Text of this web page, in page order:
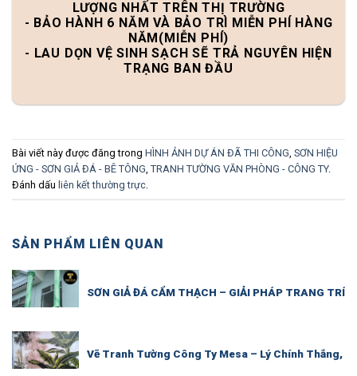
LƯỢNG NHẤT TRÊN THỊ TRƯỜNG
- BẢO HÀNH 6 NĂM VÀ BẢO TRÌ MIỄN PHÍ HÀNG
NĂM(MIỄN PHÍ)
- LAU DỌN VỆ SINH SẠCH SẼ TRẢ NGUYÊN HIỆN
TRẠNG BAN ĐẦU
Bài viết này được đăng trong HÌNH ẢNH DỰ ÁN ĐÃ THI CÔNG SƠN HIỆU
ỨNG - SƠN GIẢ ĐÁ - BÊ TÔNG TRANH TƯỜNG VĂN PHÒNG - CÔNG TY.
Đánh dấu liên kết thường trực
SẢN PHẨM LIÊN QUAN
SƠN GIẢ ĐÁ CẨM THẠCH – GIẢI PHÁP TRANG TRÍ
Vẽ Tranh Tường Công Ty Mesa – Lý Chính Thắng,